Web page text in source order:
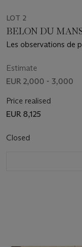
LOT 2
BELON DU
Les observations de
& autres pays
Prevost pour Gilles
Estimate
EUR 2,000 - 3,000
Price realised
EUR 8,125
Closed